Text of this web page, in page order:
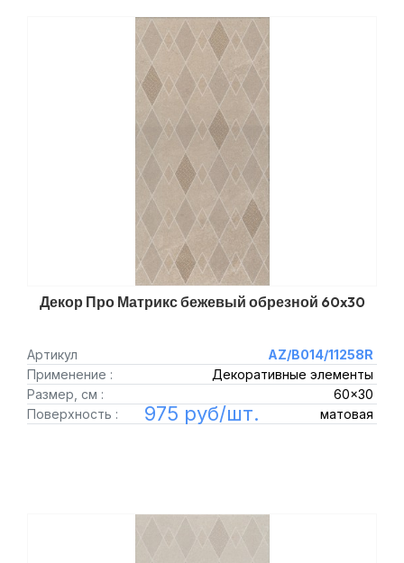
Декор Про Матрикс бежевый обрезной 60x30
Артикул
AZ/B014/11258R
Применение :
Декоративные элементы
Размер, см :
60x30
Поверхность :
матовая
975 руб/шт.